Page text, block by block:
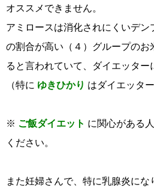
オススメできません。
アミロースは消化されにくいデン
の割合が高い（４）グループのお
ると言われていて、ダイエッター
（特に ゆきひかり はダイエッタ
※ ご飯ダイエット に関心がある
ください。
また妊婦さんで、特に乳腺炎にな